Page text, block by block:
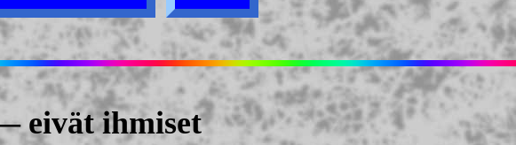
eivät ihmiset